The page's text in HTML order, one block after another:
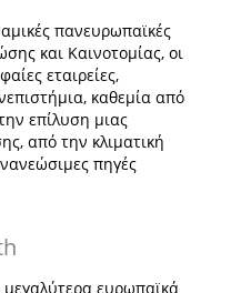
πανευρωπαϊκές
και Καινοτομίας, οι
εταιρείες,
καθεμία από
επίλυση μιας
από την κλιματική
πηγές
μεγαλύτερα ευρωπαϊκά